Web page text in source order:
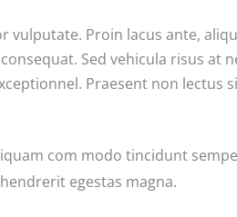
Proin lacus ante,
Sed vehicula risus
Praesent non lectus
com modo tincidunt
egestas magna.